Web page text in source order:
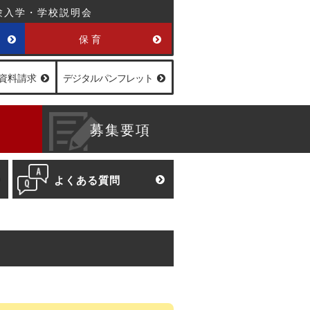
入学・学校説明会
保育
料請求 デジタルパンフレット
募集要項
よくある質問